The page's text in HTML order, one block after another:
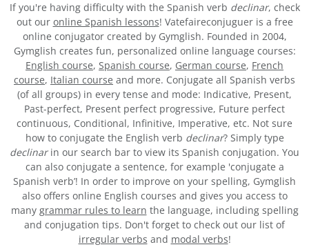
If you're having difficulty with the Spanish verb declinar, check
out our online Spanish lessons! Vatefaireconjuguer is a free
online conjugator created by Gymglish. Founded in 2004,
Gymglish creates fun, personalized online language courses:
English course, Spanish course, German course, French
course, Italian course and more. Conjugate all Spanish verbs
(of all groups) in every tense and mode: Indicative, Present,
Past-perfect, Present perfect progressive, Future perfect
continuous, Conditional, Infinitive, Imperative, etc. Not sure
how to conjugate the English verb declinar? Simply type
declinarin our search bar to view its Spanish conjugation. You
can also conjugate a sentence, for example 'conjugate a
Spanish verb’! In order to improve on your spelling, Gymglish
also offers online English courses and gives you access to
many grammar rules to learn the language, including spelling
and conjugation tips. Don't forget to check out our list of
irregular verbs and modal verbs!